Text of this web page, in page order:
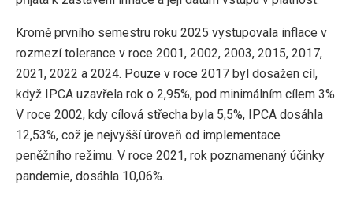
Kromě prvního semestru roku 2025 vystupovala inflace v
rozmezí tolerance v roce 2001, 2002, 2003, 2015, 2017,
2021, 2022 a 2024. Pouze v roce 2017 byl dosažen cíl,
když IPCA uzavřela rok o 2,95%, pod minimálním cílem 3%.
V roce 2002, kdy cílová střecha byla 5,5%, IPCA dosáhla
12,53%, což je nejvyšší úroveň od implementace
peněžního režimu. V roce 2021, rok poznamenaný účinky
pandemie, dosáhla 10,06%.